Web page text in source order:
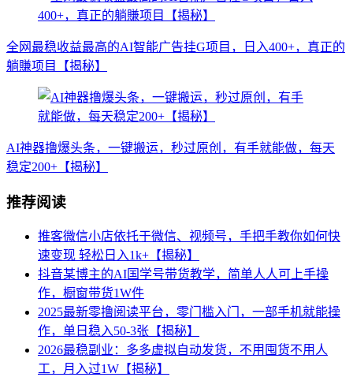
全网最稳收益最高的AI智能广告挂G项目，日入400+，真正的
躺賺项目【揭秘】
AI神器撸爆头条，一键搬运，秒过原创，有手就能做，每天
稳定200+【揭秘】
推荐阅读
推客微信小店依托于微信、视频号，手把手教你如何快
速变现 轻松日入1k+【揭秘】
抖音某博主的AI国学号带货教学，简单人人可上手操
作，橱窗带货1W件
2025最新零撸阅读平台，零门槛入门，一部手机就能操
作，单日稳入50-3张【揭秘】
2026最稳副业：多多虚拟自动发货，不用囤货不用人
工，月入过1W【揭秘】